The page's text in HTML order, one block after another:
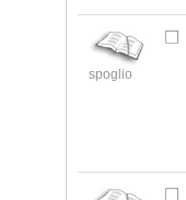
spoglio